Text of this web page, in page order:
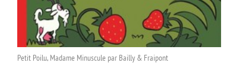
Petit Poilu, Madame Minuscule par Bailly & Fraipont